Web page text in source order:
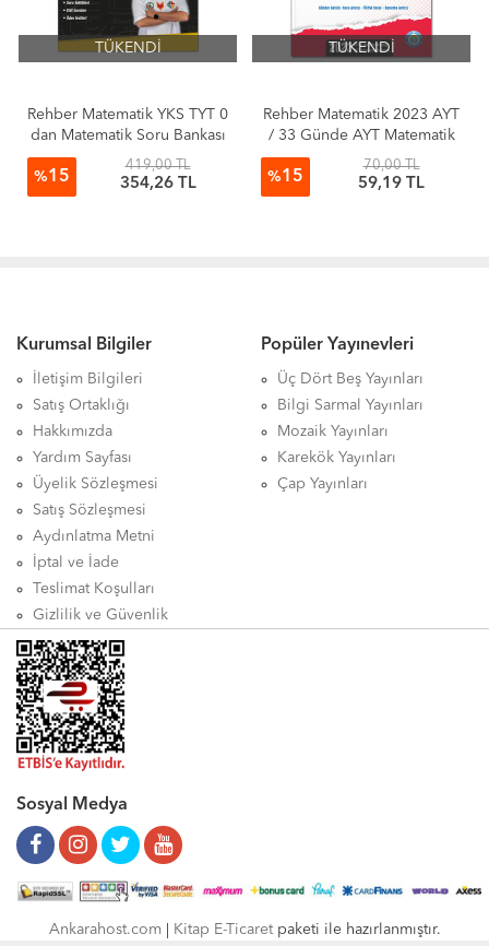
TÜKENDİ
Rehber Matematik YKS TYT 0
dan Matematik Soru Bankası
%15
419,00 TL
354,26 TL
TÜKENDİ
Rehber Matematik 2023 AYT
/ 33 Günde AYT Matematik
Kamp Kitabı KAMPANYALI
İADESİZDİR
%15
70,00 TL
59,19 TL
Kurumsal Bilgiler
İletişim Bilgileri
Satış Ortaklığı
Hakkımızda
Yardım Sayfası
Üyelik Sözleşmesi
Satış Sözleşmesi
Aydınlatma Metni
İptal ve İade
Teslimat Koşulları
Gizlilik ve Güvenlik
Popüler Yayınevleri
Üç Dört Beş Yayınları
Bilgi Sarmal Yayınları
Mozaik Yayınları
Karekök Yayınları
Çap Yayınları
Sosyal Medya
Ankarahost.com Kitap E-Ticaretpaketi ile hazırlanmıştır.